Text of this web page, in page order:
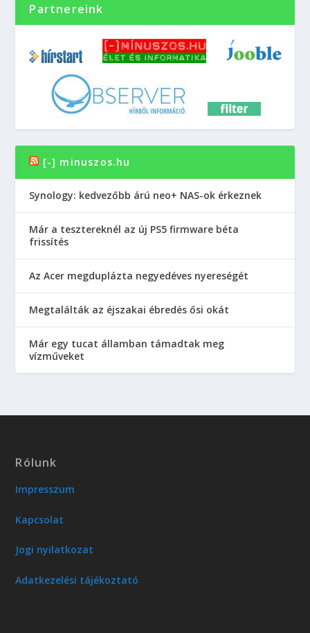
Partnereink
[-] minuszos.hu
Synology: kedvezőbb árú neo+ NAS-ok érkeznek
Már a tesztereknél az új PS5 firmware béta
frissítés
Az Acer megduplázta negyedéves nyereségét
Megtalálták az éjszakai ébredés ősi okát
Már egy tucat államban támadtak meg
vízműveket
Rólunk
Impresszum
Kapcsolat
Jogi nyilatkozat
Adatkezelési tájékoztató